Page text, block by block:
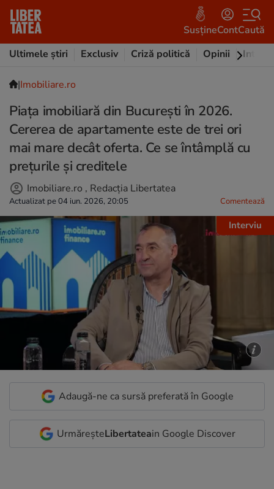
SusțineContCaută
Ultimele știri
Exclusiv Criză politică Opinii
|Imobiliare.ro
Piața imobiliară din București în 2026.
Cererea de apartamente este de trei ori
mai mare decât oferta. Ce se întâmplă cu
prețurile și creditele
Imobiliare.ro , Redacția Libertatea
Actualizat pe 04 iun. 2026, 20:05 Comentează
Interviu
Adaugă-ne ca sursă preferată în Google
UrmăreșteLibertateain Google Discover